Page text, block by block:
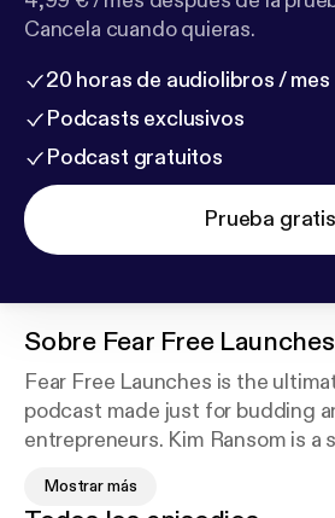
Cancela cuando quieras.
20 horas de audiolibros / mes
Podcasts exclusivos
Podcast gratuitos
Prueba gratis
Sobre Fear Free Launches
Fear Free Launches is the
podcast made just for budding
entrepreneurs. Kim Ransom is a serial entrepreneur
successful ventures grossing
Mostrar más